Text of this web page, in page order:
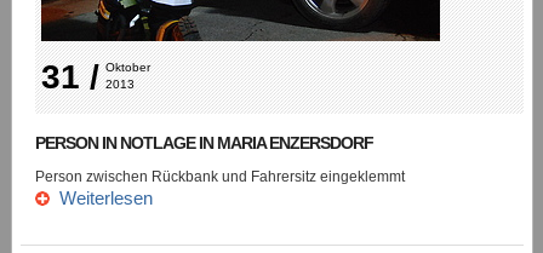
31 / Oktober
2013
PERSON IN NOTLAGE IN MARIA ENZERSDORF
Person zwischen Rückbank und Fahrersitz eingeklemmt
Weiterlesen